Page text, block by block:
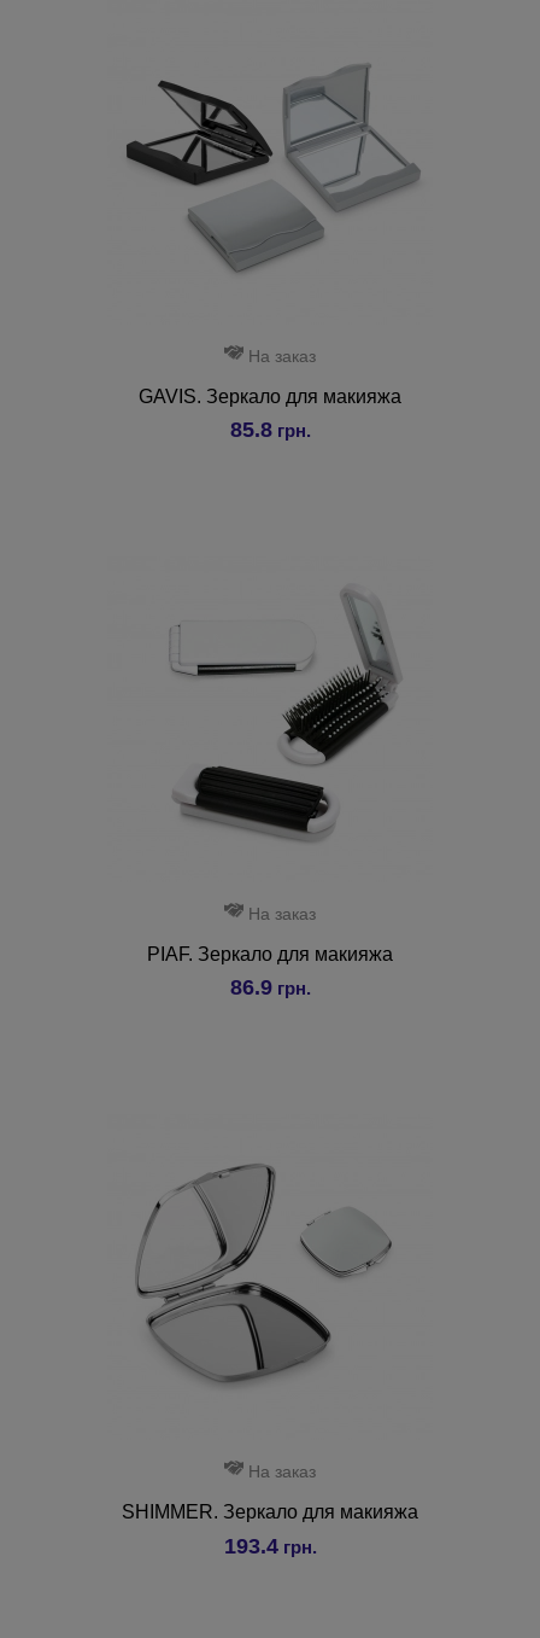
На заказ
GAVIS. Зеркало для макияжа
85.8грн.
На заказ
PIAF. Зеркало для макияжа
86.9грн.
На заказ
SHIMMER. Зеркало для макияжа
193.4грн.